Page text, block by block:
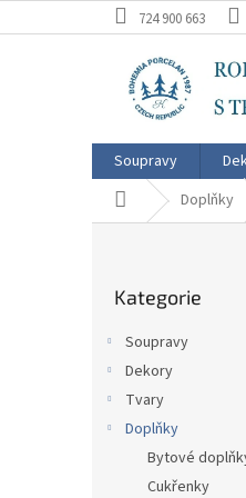
na
724 900 663
Soupravy
Domů Doplňky
kategorie
Kategorie
Soupravy
Dekory
Tvary
Doplňky
Bytové
Cukřenky